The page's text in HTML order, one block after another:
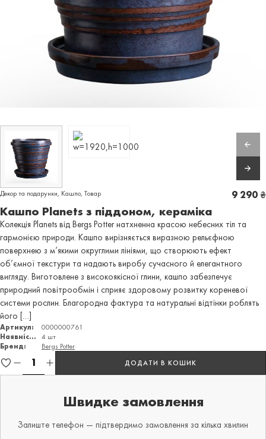
Декор та подарунки, Кашпо, Товар
Кашпо Planets з піддоном, кераміка
9 290 ₴
Колекція Planets від Bergs Potter натхненна красою небесних тіл та
гармонією природи. Кашпо вирізняється виразною рельєфною
поверхнею з м’якими округлими лініями, що створюють ефект
об’ємної текстури та надають виробу сучасного й елегантного
вигляду. Виготовлене з високоякісної глини, кашпо забезпечує
природний повітрообмін і сприяє здоровому розвитку кореневої
системи рослин. Благородна фактура та натуральні відтінки роблять
його […]
Артикул:
0000000761
Наявність:
4 шт
Бренд:
Bergs Potter
ДОДАТИ В КОШИК
Швидке замовлення
Залиште телефон — підтвердимо замовлення за кілька хвилин